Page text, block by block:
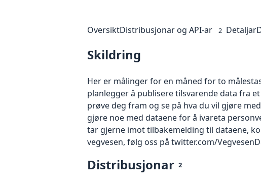
OversiktDistribusjonar og API-ar 2 Detaljar
Skildring
Her er målinger for en måned for to
planlegger å publisere tilsvarende data fra
prøve deg fram og se på hva du vil gjøre
gjøre noe med dataene for å ivareta
tar gjerne imot tilbakemelding til dataene,
vegvesen, følg oss på twitter.com/
Distribusjonar 2